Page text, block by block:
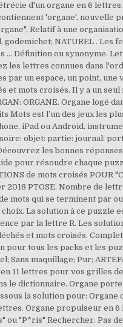
d'un organe en 6
'organe', nouvelle
Relatif à une
godemichet; NATUREL . Les
… Définition ou synonyme.
les lettres connues dans
par un espace, un point, une
et mots croisés. Il y a un
ORGANE. Organe logé
Mots est l’un des jeux les
iPad ou Android.
objet: partie: journal:
les bonnes
pour résoudre chaque
de mots croisés POUR
2018 PTOSE. Nombre de
mots qui se terminent par
La solution à ce puzzle
par la lettre R. Les
et mots croisés.
pour tous les packs et les
Sans maquillage; Pur;
11 lettres pour vos grilles
le dictionnaire. Organe
la solution pour: Organe
Organe propulseur en 6
ou "P*ris" Rechercher. Pas